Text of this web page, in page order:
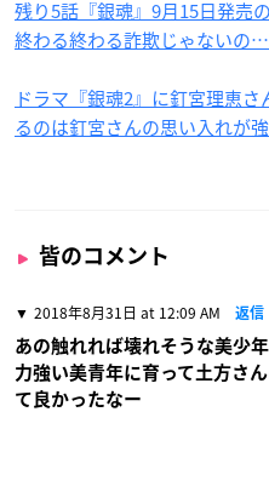
残り5話『銀魂』9月15日発売
終わる終わる詐欺じゃないの…
ドラマ『銀魂2』に釘宮理恵
るのは釘宮さんの思い入れが
皆のコメント
2018年8月31日 at 12:09 AM 返信
あの触れれば壊れそうな美少
力強い美青年に育って土方さ
て良かったなー